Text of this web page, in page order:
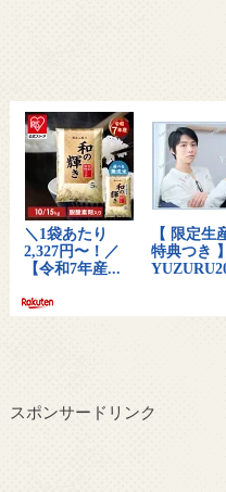
スポンサードリンク